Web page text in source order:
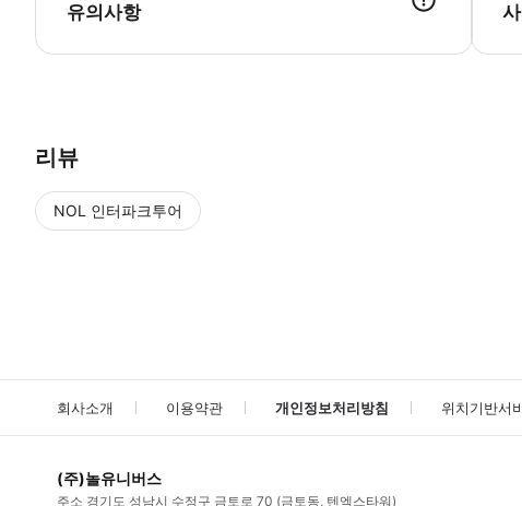
유의사항
리뷰
NOL 인터파크투어
회사소개 이용약관 개인정보처리방침 위치기반서
(주)놀유니버스
주소 경기도 성남시 수정구 금토로 70 (금토동, 텐엑스타워)